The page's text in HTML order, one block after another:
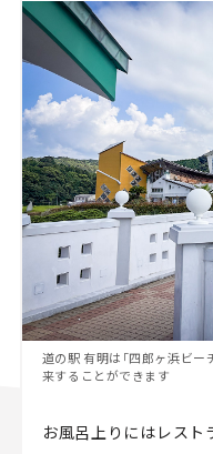
道の駅 有明は「四郎ヶ浜ビー
来することができます
お風呂上りにはレスト